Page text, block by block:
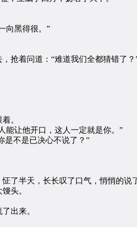
向黑得很。”
抢着问道：“难道我们全都猜错了？
。
让他开口，这人一定就是你。”
不是已决心不说了？”
半天，长长叹了口气，悄悄的说
头。
出来。